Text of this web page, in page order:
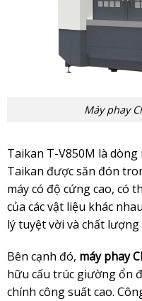
Máy phay
Taikan T-V850M là
Taikan được săn đón
máycó độ cứng cao, có
của các vật liệu khác
lý tuyệt vời và chất
Bên cạnh đó, máy phay
hữu cấu trúc giường ổn
chính công suất cao.